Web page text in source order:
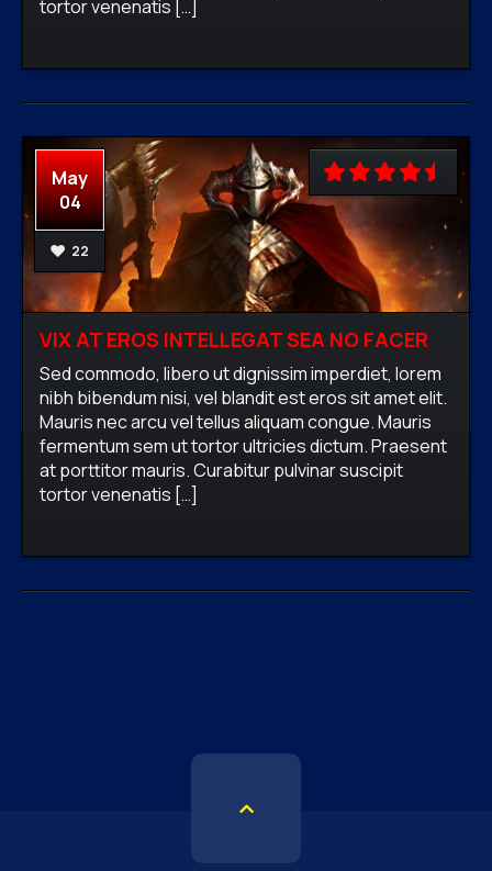
tortor venenatis […]
May
04
22
VIX AT EROS INTELLEGAT SEA NO FACER
Sed commodo, libero ut dignissim imperdiet, lorem
nibh bibendum nisi, vel blandit est eros sit amet elit.
Mauris nec arcu vel tellus aliquam congue. Mauris
fermentum sem ut tortor ultricies dictum. Praesent
at porttitor mauris. Curabitur pulvinar suscipit
tortor venenatis […]
firewavadmin No comments
Fantasy,
Online,
Shooter,